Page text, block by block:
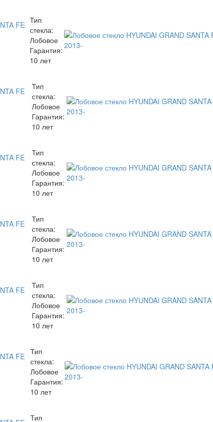
FE Тип
стекла:
Лобовое
Гарантия:
10 лет
FE
Тип
стекла:
Лобовое
Гарантия:
10 лет
FE
Тип
стекла:
Лобовое
Гарантия:
10 лет
FE
Тип
стекла:
Лобовое
Гарантия:
10 лет
FE
Тип
стекла:
Лобовое
Гарантия:
10 лет
FE Тип
стекла:
Лобовое
Гарантия:
10 лет
Тип